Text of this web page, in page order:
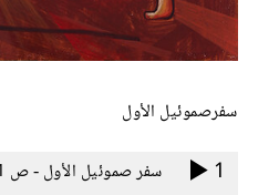
سفرصموئيل الأول
1 سفر صموئيل الأول - ص 1- 2